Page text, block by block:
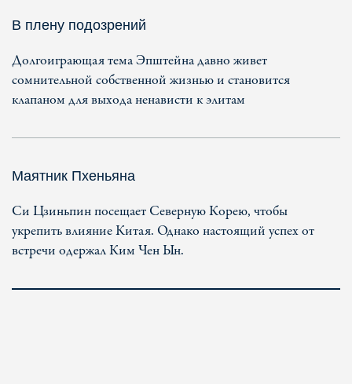
В плену подозрений
Долгоиграющая тема Эпштейна давно живет
сомнительной собственной жизнью и становится
клапаном для выхода ненависти к элитам
Маятник Пхеньяна
Си Цзиньпин посещает Северную Корею, чтобы
укрепить влияние Китая. Однако настоящий успех от
встречи одержал Ким Чен Ын.